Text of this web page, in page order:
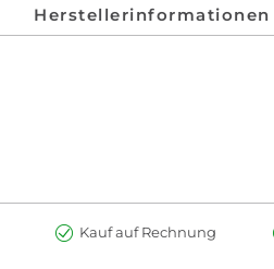
Herstellerinformationen
Kauf auf Rechnung